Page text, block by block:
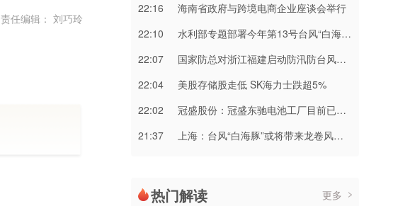
责任编辑： 刘巧玲
22:16
海南省政府与跨境电商企业座谈会举行
22:10
水利部专题部署今年第13号台风“白海豚” 暴雨洪水防御工作
22:07
国家防总对浙江福建启动防汛防台风三级应急响应
22:04
美股存储股走低 SK海力士跌超5%
22:02
冠盛股份：冠盛东驰电池工厂目前已进入全面联机调试工作
21:37
上海：台风“白海豚”或将带来龙卷风等极端影响
热门解读 更多